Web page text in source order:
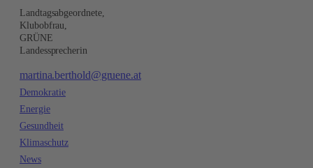
Landtagsabgeordnete,
Klubobfrau,
GRÜNE
Landessprecherin
martina.berthold@gruene.at
Demokratie
Energie
Gesundheit
Klimaschutz
News